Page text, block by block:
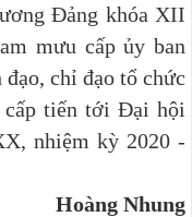
Đảng khóa XII
mưu cấp ủy ban
chỉ đạo tổ chức
cấp tiến tới Đại hội
nhiệm kỳ 2020 -
Hoàng Nhung